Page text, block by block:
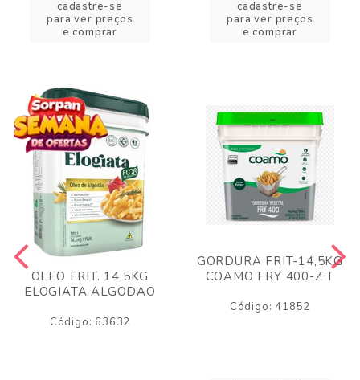
cadastre-se
para ver preços
e comprar
cadastre-se
para ver preços
e comprar
OLEO FRIT. 14,5KG
ELOGIATA ALGODAO
Código: 63632
GORDURA FRIT-14,5KG
COAMO FRY 400-Z T
Código: 41852